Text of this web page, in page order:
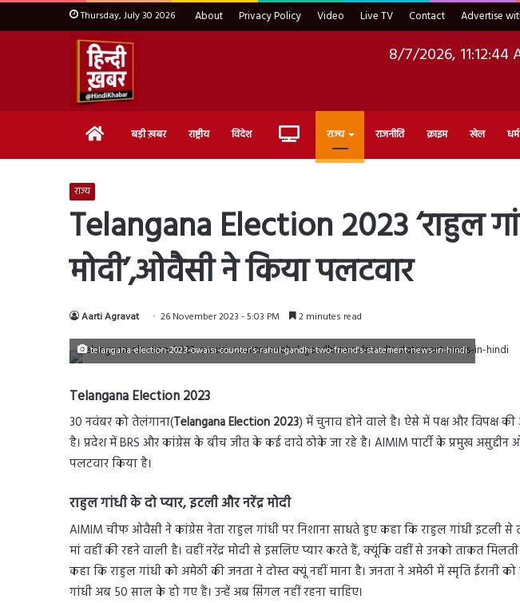
Thursday, July 30 2026 About Privacy Policy Video Live TV Contact Advertise
8/7/2026, 11:12:46
Home बड़ी ख़बर राष्ट्रीय विदेश Live राज्य राजनीति क्राइम खेल धर्म
राज्य
Telangana Election 2023 ‘राहुल
मोदी’,ओवैसी ने किया पलटवार
Aarti Agravat 26 November 2023 - 5:03 PM 2 minutes read
telangana-election-2023-owaisi-counter's-rahul-gandhi-two-friend's-statement-news-in-hindi
Telangana Election 2023
30 नवंबर को तेलंगाना(Telangana Election 2023) में चुनाव होने वाले है। ऐसे में पक्ष और विपक्ष की
है। प्रदेश में BRS और कांग्रेस के बीच जीत के कई दावे ठोके जा रहे है। AIMIM पार्टी के प्रमुख
पलटवार किया है।
राहुल गांधी के दो प्यार, इटली और नरेंद्र मोदी
AIMIM चीफ ओवैसी ने कांग्रेस नेता राहुल गांधी पर निशाना साधते हुए कहा कि राहुल गांधी इटली
मां वहीं की रहने वाली है। वहीं नरेंद्र मोदी से इसलिए प्यार करते हैं, क्यूंकि वहीं से उनको ताकत
कहा कि राहुल गांधी को अमेठी की जनता ने दोस्त क्यूं नहीं माना है। जनता ने अमेठी में स्मृति ईरानी
गांधी अब 50 साल के हो गए हैं। उन्हें अब सिंगल नहीं रहना चाहिए।